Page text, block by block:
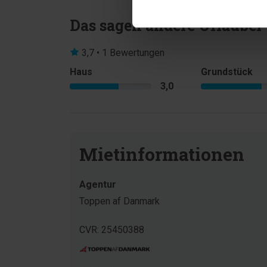
Das sagen andere Urlauber
3,7 • 1 Bewertungen
Haus
3,0
Grundstück
Mietinformationen
Agentur
Toppen af Danmark
CVR: 25450388